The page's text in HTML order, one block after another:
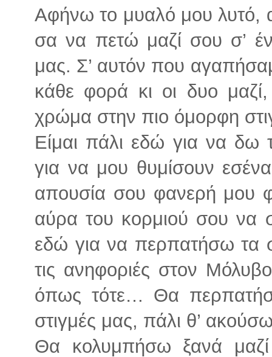
Αφήνω το μυαλό μου λυτό,
σα να πετώ μαζί σου σ’
μας. Σ’ αυτόν που
κάθε φορά κι οι δυο
χρώμα στην πιο όμορφη
Είμαι πάλι εδώ για να δω
για να μου θυμίσουν
απουσία σου φανερή μου
αύρα του κορμιού σου να
εδώ για να περπατήσω τα
τις ανηφοριές στον
όπως τότε… Θα
στιγμές μας, πάλι θ’
Θα κολυμπήσω ξανά